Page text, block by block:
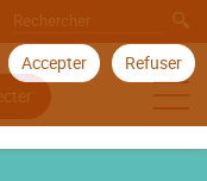
Accepter Refuser